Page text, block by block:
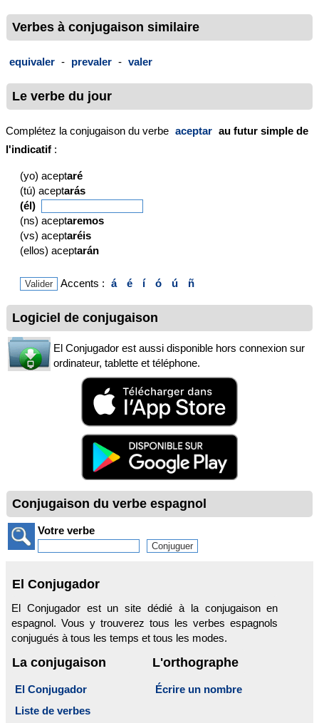
Verbes à conjugaison similaire
equivaler - prevaler - valer
Le verbe du jour
Complétez la conjugaison du verbe aceptar au futur simple de
l'indicatif :
(yo) aceptaré
(tú) aceptarás
(él)
(ns) aceptaremos
(vs) aceptaréis
(ellos) aceptarán
Accents : á é í ó ú ñ
Logiciel de conjugaison
El Conjugador est aussi disponible hors connexion sur
ordinateur, tablette et téléphone.
Conjugaison du verbe espagnol
Votre verbe
El Conjugador
El Conjugador est un site dédié à la conjugaison en
espagnol. Vous y trouverez tous les verbes espagnols
conjugués à tous les temps et tous les modes.
La conjugaison
El Conjugador
Liste de verbes
L'orthographe
Écrire un nombre